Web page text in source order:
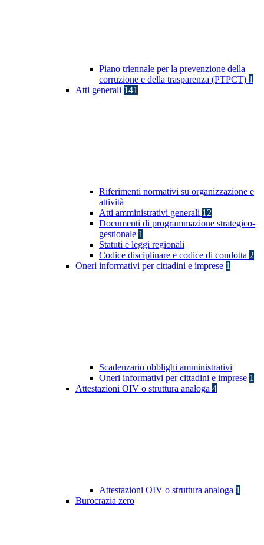
Piano triennale per la prevenzione della
corruzione e della trasparenza (PTPCT) 1
Atti generali 141
Riferimenti normativi su organizzazione e
attività
Atti amministrativi generali 12
Documenti di programmazione strategico-
gestionale 1
Statuti e leggi regionali
Codice disciplinare e codice di condotta 2
Oneri informativi per cittadini e imprese 1
Scadenzario obblighi amministrativi
Oneri informativi per cittadini e imprese 1
Attestazioni OIV o struttura analoga 4
Attestazioni OIV o struttura analoga 1
Burocrazia zero